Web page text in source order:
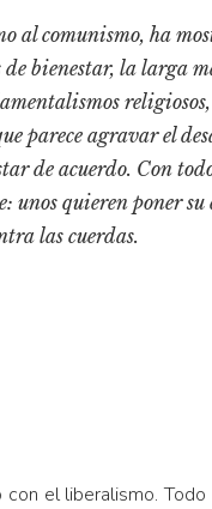
al comunismo, ha
de bienestar, la larga
parece agravar el
de acuerdo. Con
unos quieren poner
las cuerdas.
el liberalismo. Todo